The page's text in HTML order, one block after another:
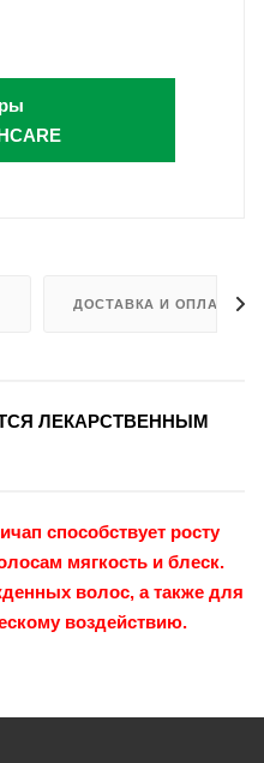
ДОСТАВКА И ОПЛАТА
ЛЕКАРСТВЕННЫМ
способствует росту
мягкость и блеск.
волос, а также для
воздействию.